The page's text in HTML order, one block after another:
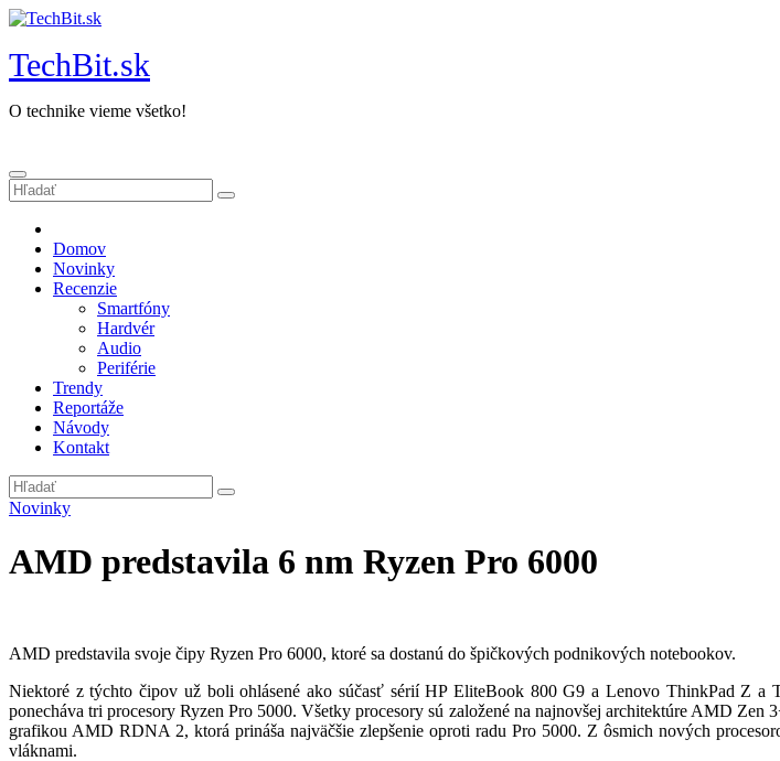
Prejsť
obsah
TechBit.sk
O technike vieme všetko!
Domov
Novinky
Recenzie
Smartfóny
Hardvér
Audio
Periférie
Trendy
Reportáže
Návody
Kontakt
Novinky
AMD predstavila 6 nm Ryzen Pro 6000
AMD predstavila svoje čipy Ryzen Pro 6000, ktoré sa dostanú do špičkových podnikových notebookov.
Niektoré z týchto čipov už boli ohlásené ako súčasť sérií HP EliteBook 800 G9 a Lenovo ThinkPad Z
ponecháva tri procesory Ryzen Pro 5000. Všetky procesory sú založené na najnovšej architektúre AMD
grafikou AMD RDNA 2, ktorá prináša najväčšie zlepšenie oproti radu Pro 5000. Z ôsmich nových
vláknami.